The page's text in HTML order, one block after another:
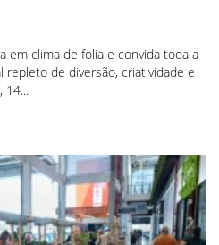
em clima de folia e convida toda a
repleto de diversão, criatividade e
14...